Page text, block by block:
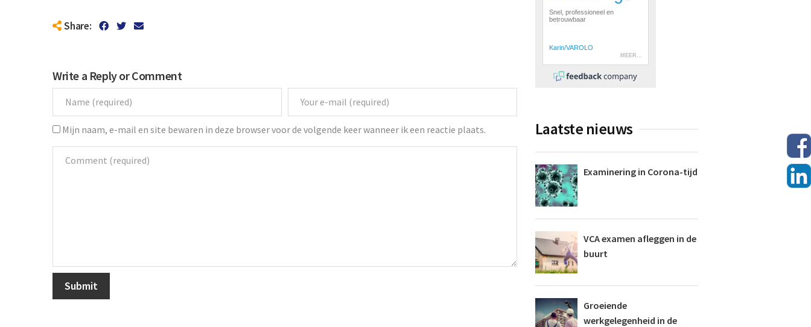
Share:
Write a Reply or Comment
Mijn naam, e-mail en site bewaren in deze browser voor de volgende keer wanneer ik een reactie plaats. Laatste nieuws
Examinering in Corona-tijd
VCA examen afleggen in de
buurt
Groeiende
werkgelegenheid in de